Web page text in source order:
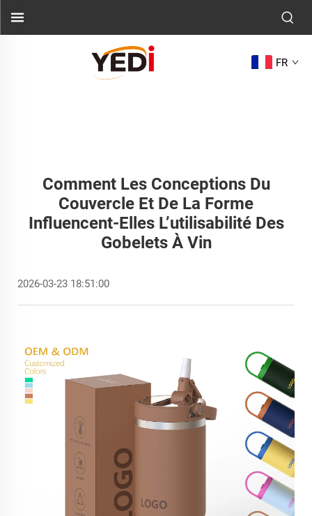
FR
Comment Les Conceptions Du
Couvercle Et De La Forme
Influencent-Elles L’utilisabilité Des
Gobelets À Vin
2026-03-23 18:51:00